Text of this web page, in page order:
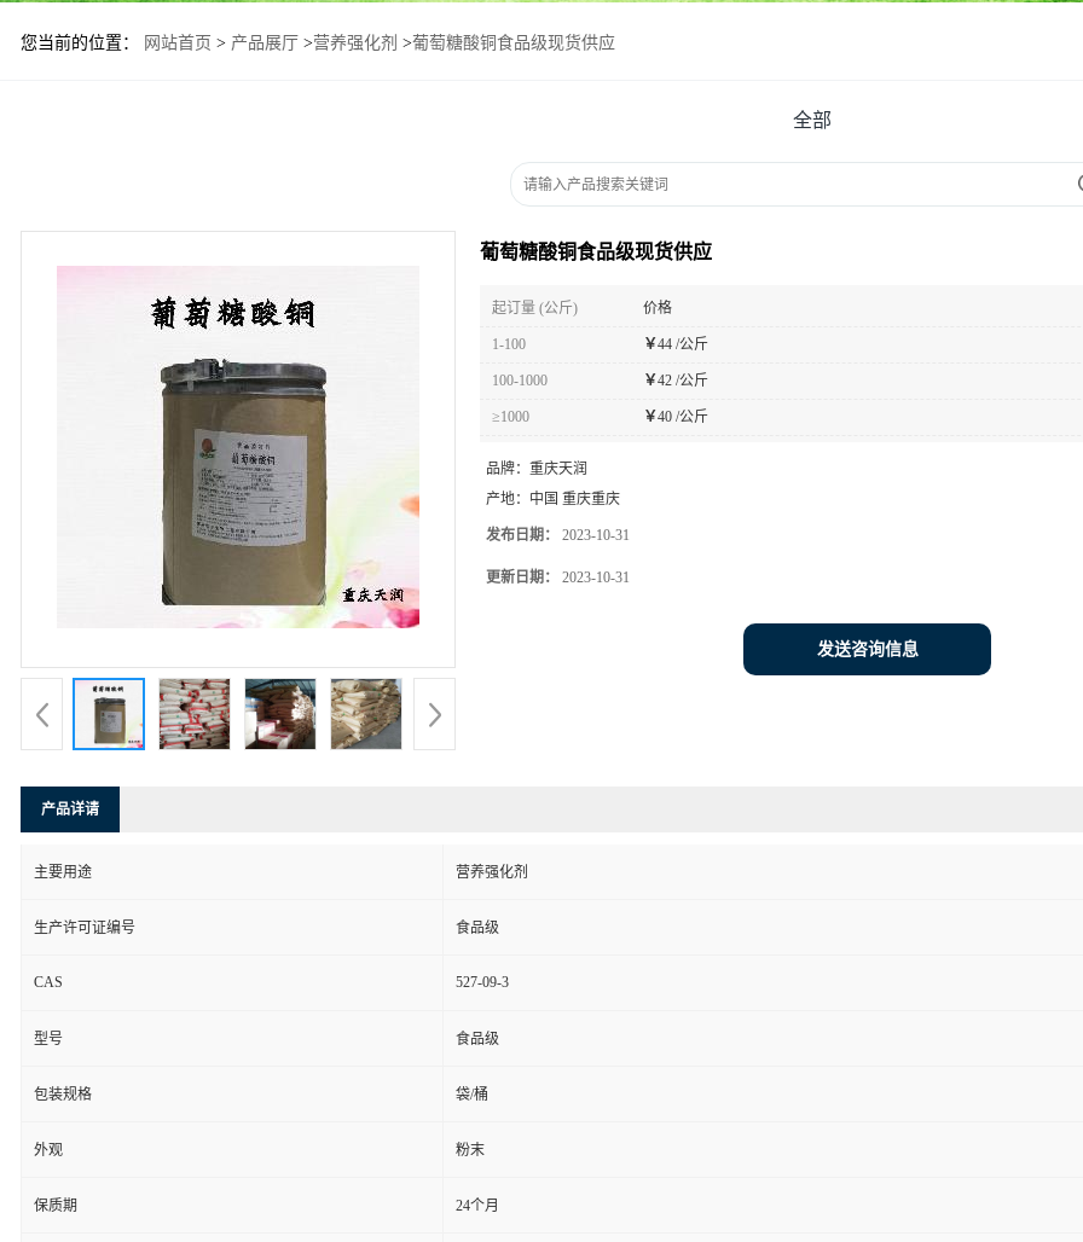
您当前的位置： 网站首页 > 产品展厅 >营养强化剂 >葡萄糖酸铜食品级现货供应
全部
葡萄糖酸铜食品级现货供应
起订量 (公斤) 价格
1-100 ￥44 /公斤
100-1000 ￥42 /公斤
≥1000 ￥40 /公斤
品牌： 重庆天润
产地： 中国 重庆重庆
发布日期： 2023-10-31
更新日期： 2023-10-31
发送咨询信息
产品详请
主要用途 营养强化剂
生产许可证编号 食品级
CAS 527-09-3
型号 食品级
包装规格 袋/桶
外观 粉末
保质期 24个月